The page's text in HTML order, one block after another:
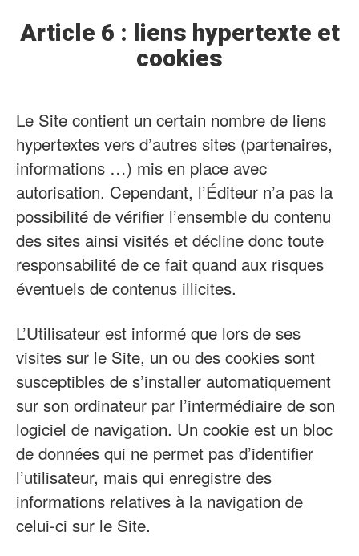
Article 6 : liens hypertexte et
cookies
Le Site contient un certain nombre de liens
hypertextes vers d’autres sites (partenaires,
informations …) mis en place avec
autorisation. Cependant, l’Éditeur n’a pas la
possibilité de vérifier l’ensemble du contenu
des sites ainsi visités et décline donc toute
responsabilité de ce fait quand aux risques
éventuels de contenus illicites.
L’Utilisateur est informé que lors de ses
visites sur le Site, un ou des cookies sont
susceptibles de s’installer automatiquement
sur son ordinateur par l’intermédiaire de son
logiciel de navigation. Un cookie est un bloc
de données qui ne permet pas d’identifier
l’utilisateur, mais qui enregistre des
informations relatives à la navigation de
celui-ci sur le Site.